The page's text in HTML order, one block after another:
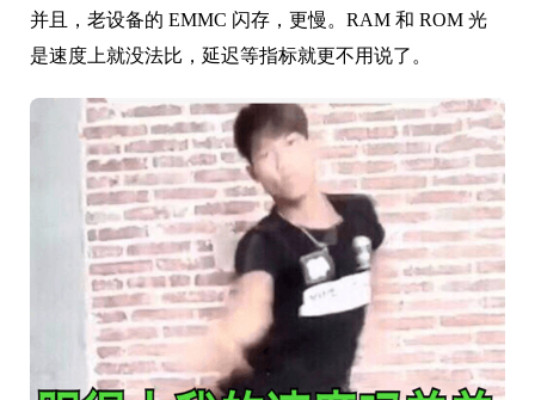
并且，老设备的 EMMC 闪存，更慢。RAM 和 ROM 光
是速度上就没法比，延迟等指标就更不用说了。